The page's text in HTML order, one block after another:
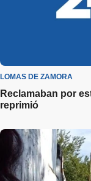
LOMAS DE ZAMORA
Reclamaban por
reprimió